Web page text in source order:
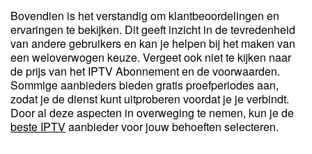
Bovendien is het verstandig om klantbeoordelingen en
ervaringen te bekijken. Dit geeft inzicht in de tevredenheid
van andere gebruikers en kan je helpen bij het maken van
een weloverwogen keuze. Vergeet ook niet te kijken naar
de prijs van het IPTV Abonnement en de voorwaarden.
Sommige aanbieders bieden gratis proefperiodes aan,
zodat je de dienst kunt uitproberen voordat je je verbindt.
Door al deze aspecten in overweging te nemen, kun je de
beste IPTVaanbieder voor jouw behoeften selecteren.